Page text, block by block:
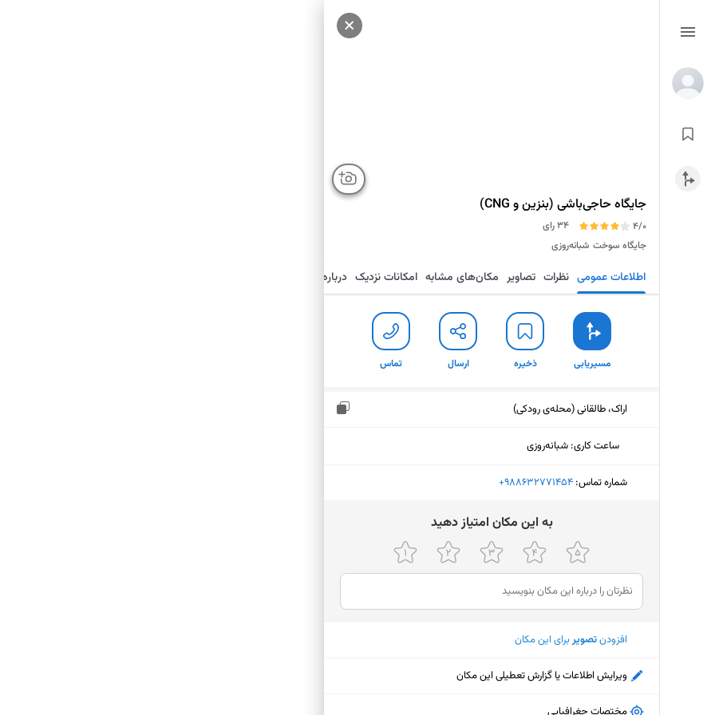
جایگاه حاجی‌باشی (بنزین و CNG)
4/0
34 رای
جایگاه سوخت شبانه‌روزی
اطلاعات عمومی نظرات تصاویر مکان‌های مشابه امکانات نزدیک درباره
مسیریابی ذخیره ارسال تماس
اراک، طالقانی (محله‌ی رودکی)
ساعت کاری: شبانه‌روزی
شماره تماس: ‎+988632771454
ﺑﻪ اﯾﻦ ﻣﮑﺎن اﻣﺘﯿﺎز دﻫﯿﺪ
افزودنتصویربرای این مکان
ویرایش اطلاعات یا گزارش تعطیلی این مکان